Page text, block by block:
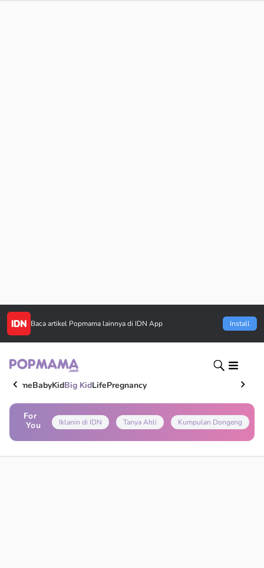
Baca artikel Popmama lainnya di IDN App Install
HomeBabyKidBig KidLifePregnancy
For
You
Iklanin di IDN Tanya Ahli Kumpulan Dongeng